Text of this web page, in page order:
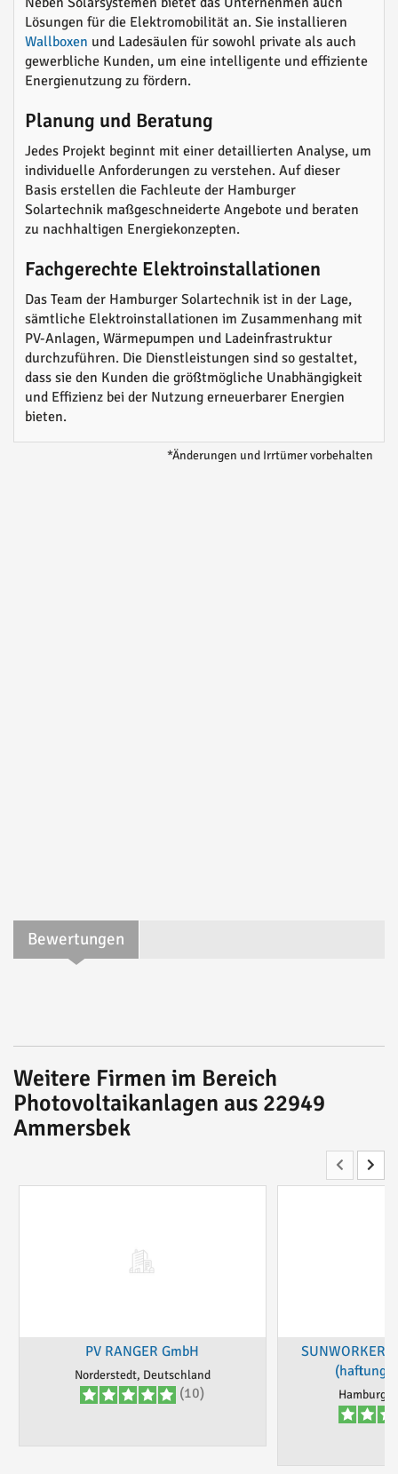
Lösungen für die Elektromobilität an. Sie installieren
Wallboxen und Ladesäulen für sowohl private als auch
gewerbliche Kunden, um eine intelligente und effiziente
Energienutzung zu fördern.
Planung und Beratung
Jedes Projekt beginnt mit einer detaillierten Analyse, um
individuelle Anforderungen zu verstehen. Auf dieser
Basis erstellen die Fachleute der Hamburger
Solartechnik maßgeschneiderte Angebote und beraten
zu nachhaltigen Energiekonzepten.
Fachgerechte Elektroinstallationen
Das Team der Hamburger Solartechnik ist in der Lage,
sämtliche Elektroinstallationen im Zusammenhang mit
PV-Anlagen, Wärmepumpen und Ladeinfrastruktur
durchzuführen. Die Dienstleistungen sind so gestaltet,
dass sie den Kunden die größtmögliche Unabhängigkeit
und Effizienz bei der Nutzung erneuerbarer Energien
bieten.
*Änderungen und Irrtümer vorbehalten
Bewertungen
Weitere Firmen im Bereich
Photovoltaikanlagen aus 22949
Ammersbek
PV RANGER GmbH
Norderstedt, Deutschland
(10) Hamburg ,